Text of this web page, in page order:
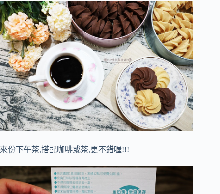
來份下午茶,搭配咖啡或茶,更不錯喔!!!